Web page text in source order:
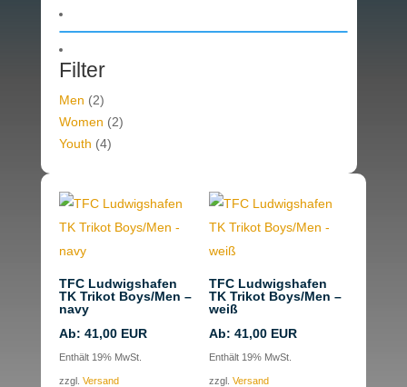
Filter
Men (2)
Women (2)
Youth (4)
TFC Ludwigshafen
TK Trikot Boys/Men –
navy
Ab: 41,00EUR
Enthält 19% MwSt.
zzgl. Versand
TFC Ludwigshafen
TK Trikot Boys/Men –
weiß
Ab:41,00 EUR
Enthält 19% MwSt.
zzgl.Versand